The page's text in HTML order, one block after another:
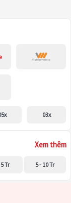
03x
Xem thêm
Tr 5 - 10 Tr